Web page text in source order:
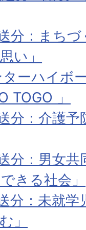
分：まち
い」
ーハイボ
TOGO 」
分：介護予
分：男女共
きる社会」
分：未就学
」